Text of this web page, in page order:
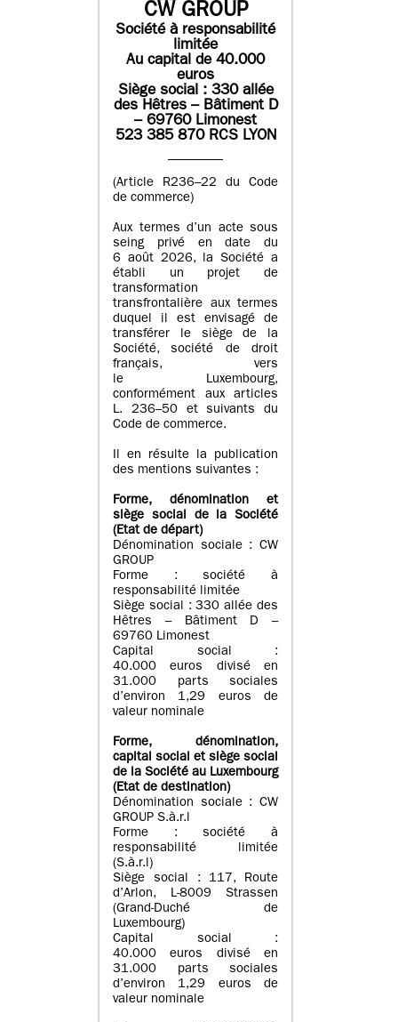
CW GROUP
Société à responsabilité
limitée
Au capital de 40.000
euros
Siège social : 330 allée
des Hêtres – Bâtiment D
– 69760 Limonest
523 385 870 RCS LYON
(Article R236–22 du Code
de commerce)
Aux termes d’un acte sous
seing privé en date du
6 août 2026, la Société a
établi un projet de
transformation
transfrontalière aux termes
duquel il est envisagé de
transférer le siège de la
Société, société de droit
français, vers
le Luxembourg,
conformément aux articles
L. 236–50 et suivants du
Code de commerce.
Il en résulte la publication
des mentions suivantes :
Forme, dénomination et
siège social de la Société
(Etatde départ)
Dénomination sociale : CW
GROUP
Forme : société à
responsabilité limitée
Siège social : 330 allée des
Hêtres – Bâtiment D –
69760 Limonest
Capital social :
40.000 euros divisé en
31.000 parts sociales
d’environ 1,29 euros de
valeur nominale
Forme, dénomination,
capital social et siège social
de la Société au Luxembourg
(Etat de destination)
Dénomination sociale : CW
GROUP S.à.r.l
Forme : société à
responsabilité limitée
(S.à.r.l)
Siège social : 117, Route
d’Arlon, L-8009 Strassen
(Grand-Duché de
Luxembourg)
Capital social :
40.000 euros divisé en
31.000 parts sociales
d’environ 1,29 euros de
valeur nominale